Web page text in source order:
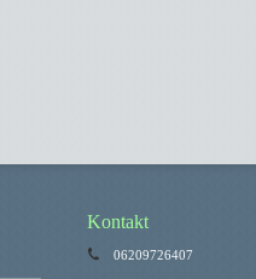
Kontakt
06209726407